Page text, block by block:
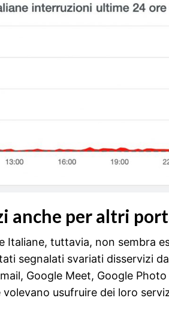
anche per altri
Italiane, tuttavia, non sembra
segnalati svariati disservizi
Google Meet, Google
usufruire dei loro